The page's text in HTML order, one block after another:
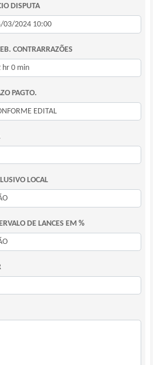
DISPUTA
CONTRARRAZÕES
PAGTO.
LOCAL
DE LANCES EM %